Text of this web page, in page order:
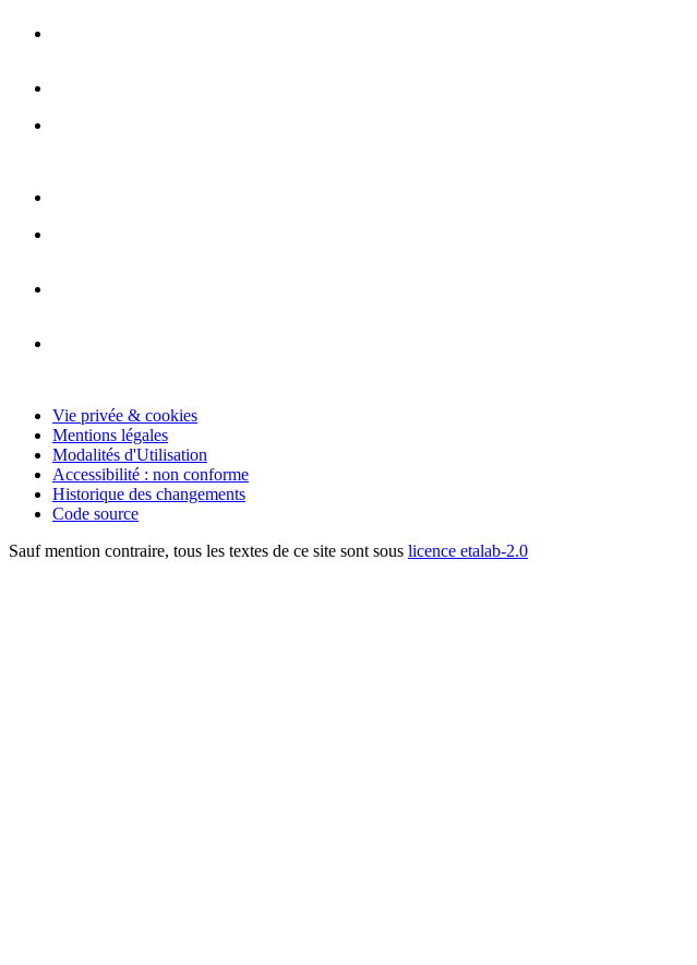
Vie privée & cookies
Mentions légales
Modalités d'Utilisation
Accessibilité : non conforme
Historique des changements
Code source
Sauf mention contraire, tous les textes de ce site sont sous licence etalab-2.0